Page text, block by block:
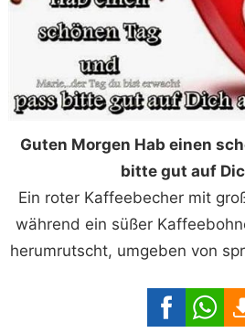
Guten Morgen Hab einen
bitte gut auf
Ein roter Kaffeebecher mit
während ein süßer
herumrutscht, umgeben von